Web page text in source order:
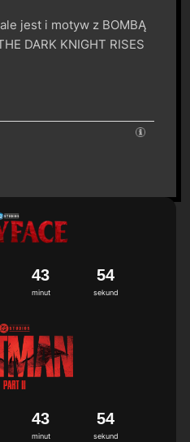
jest i motyw z BOMBĄ
DARK KNIGHT RISES
minut
43
sekund
54
minut
43
sekund
54